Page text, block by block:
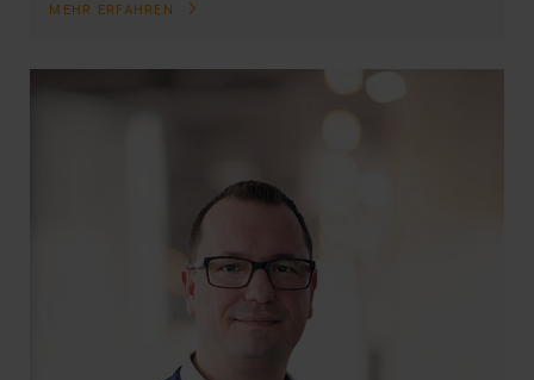
MEHR ERFAHREN